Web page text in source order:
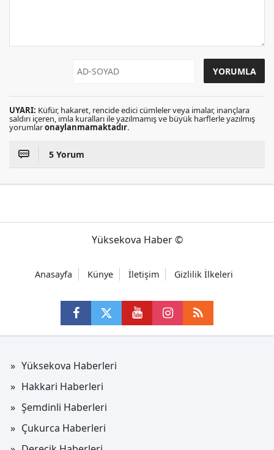
UYARI: Küfür, hakaret, rencide edici cümleler veya imalar, inançlara
saldırı içeren, imla kuralları ile yazılmamış ve büyük harflerle yazılmış
yorumlaronaylanmamaktadır.
5 Yorum
Yüksekova Haber ©
Anasayfa Künye İletişim Gizlilik İlkeleri
Yüksekova Haberleri
Hakkari Haberleri
Şemdinli Haberleri
Çukurca Haberleri